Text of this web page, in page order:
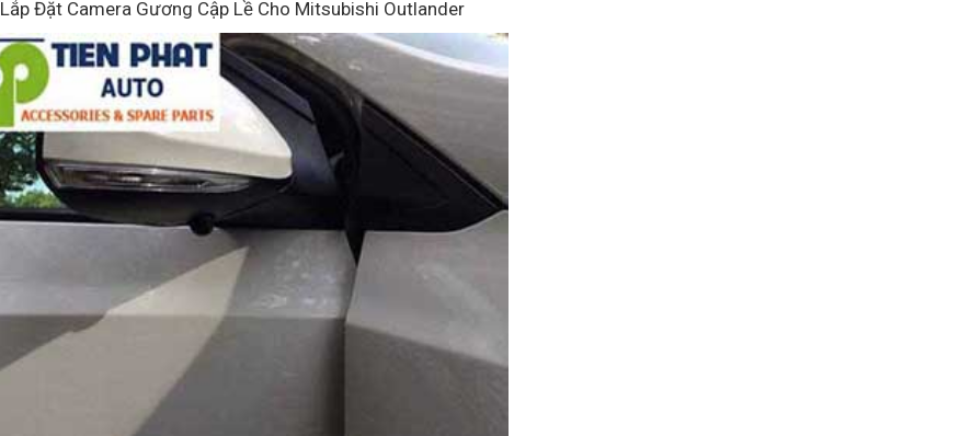
Lắp Đặt Camera Gương Cập Lề Cho Mitsubishi Outlander